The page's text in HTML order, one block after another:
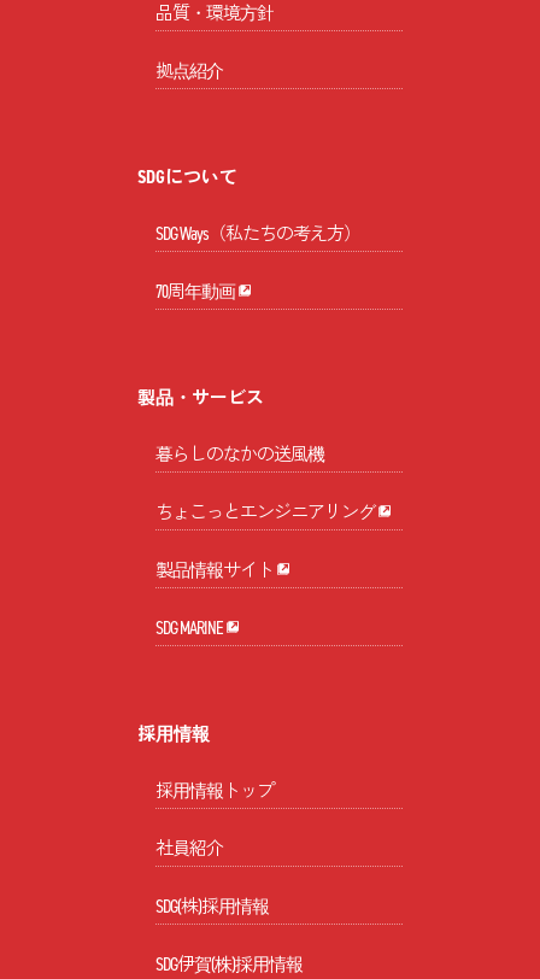
品質・環境方針
拠点紹介
SDGについて
SDG Ways（私たちの考え方）
70周年動画
製品・サービス
暮らしのなかの送風機
ちょこっとエンジニアリング
製品情報サイト
SDG MARINE
採用情報
採用情報トップ
社員紹介
SDG(株)採用情報
SDG伊賀(株)採用情報